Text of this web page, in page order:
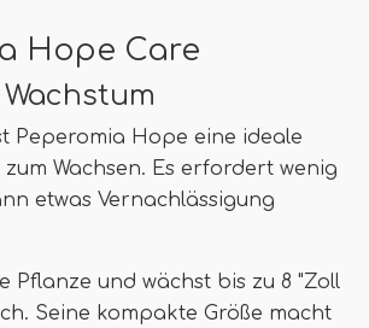
Hope Care
Peperomia Hope eine ideale
Wachsen. Es erfordert wenig
etwas Vernachlässigung
Pflanze und wächst bis zu 8 "Zoll
Seine kompakte Größe macht